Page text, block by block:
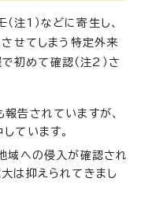
（注1）などに寄生し、
せてしまう特定外来
で初めて確認（注2）さ
告されていますが、
ています。
への侵入が確認され
は抑えられてきまし